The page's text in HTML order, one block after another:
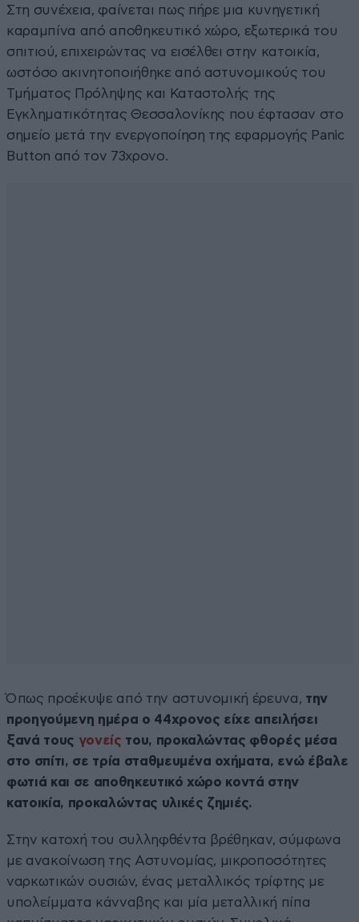
Στη συνέχεια, φαίνεται πως πήρε μια κυνηγετική
καραμπίνα από αποθηκευτικό χώρο, εξωτερικά του
σπιτιού, επιχειρώντας να εισέλθει στην κατοικία,
ωστόσο ακινητοποιήθηκε από αστυνομικούς του
Τμήματος Πρόληψης και Καταστολής της
Εγκληματικότητας Θεσσαλονίκης που έφτασαν στο
σημείο μετά την ενεργοποίηση της εφαρμογής Panic
Button από τον 73χρονο.
Όπως προέκυψε από την αστυνομική έρευνα, την
προηγούμενη ημέρα ο 44χρονος είχε απειλήσει
ξανά τους γονείς του, προκαλώντας φθορές μέσα
στο σπίτι, σε τρία σταθμευμένα οχήματα, ενώ έβαλε
φωτιά και σε αποθηκευτικό χώρο κοντά στην
κατοικία, προκαλώντας υλικές ζημιές.
Στην κατοχή του συλληφθέντα βρέθηκαν, σύμφωνα
με ανακοίνωση της Αστυνομίας, μικροποσότητες
ναρκωτικών ουσιών, ένας μεταλλικός τρίφτης με
υπολείμματα κάνναβης και μία μεταλλική πίπα